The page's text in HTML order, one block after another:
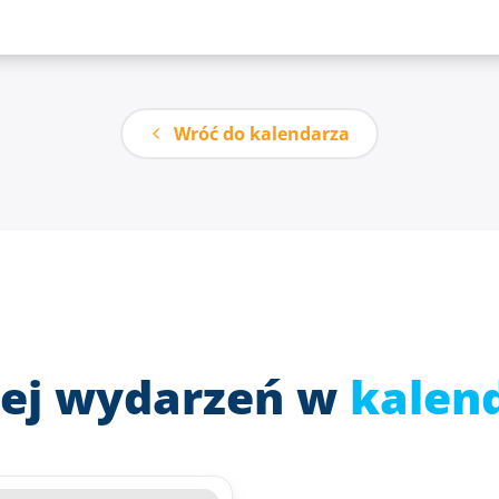
Wróć do kalendarza
wydarzeń w